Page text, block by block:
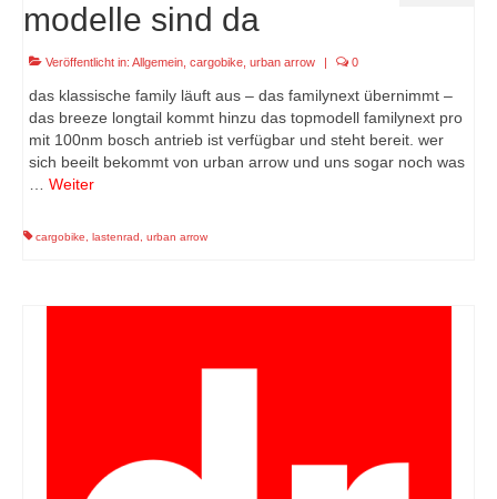
modelle sind da
Veröffentlicht in: Allgemein cargobike urban arrow 0
das klassische family läuft aus – das familynext übernimmt –
das breeze longtail kommt hinzu das topmodell familynext pro
mit 100nm bosch antrieb ist verfügbar und steht bereit. wer
sich beeilt bekommt von urban arrow und uns sogar noch was
… Weiter
cargobike, lastenrad , urban arrow